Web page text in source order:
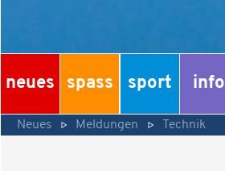
neues spass sport info
Neues Meldungen Technik